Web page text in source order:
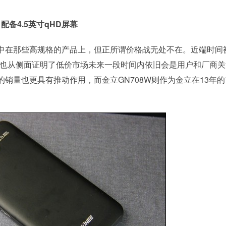
配备4.5英寸qHD屏幕
那些高规格的产品上，但正所谓价格战无处不在。近端时间
从侧面证明了低价市场未来一段时间内依旧会是用户和厂商
量也更具有推动作用，而金立GN708W则作为金立在13年